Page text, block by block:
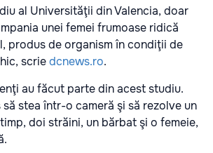
al Universităţii din Valencia, doar
unei femei frumoase ridică
produs de organism în condiţii de
scriedcnews.ro.
au făcut parte din acest studiu.
stea într-o cameră şi să rezolve un
doi străini, un bărbat şi o femeie,